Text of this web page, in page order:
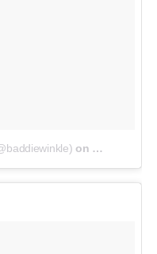
on Jul 18,